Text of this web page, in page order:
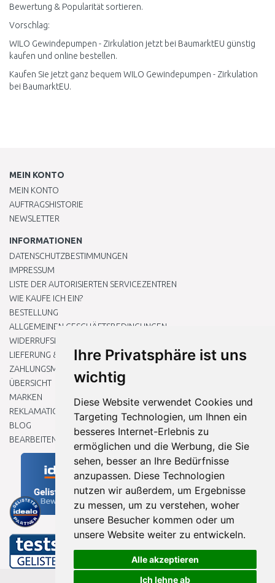
Ihre Privatsphäre ist uns
wichtig
Diese Website verwendet Cookies und
Targeting Technologien, um Ihnen ein
besseres Internet-Erlebnis zu
ermöglichen und die Werbung, die Sie
sehen, besser an Ihre Bedürfnisse
anzupassen. Diese Technologien
nutzen wir außerdem, um Ergebnisse
zu messen, um zu verstehen, woher
unsere Besucher kommen oder um
unsere Website weiter zu entwickeln.
Alle akzeptieren
Ich lehne ab
Bewertung & Popularität sortieren.
Vorschlag:
WILO Gewindepumpen - Zirkulation jetzt bei BaumarktEU günstig
kaufen und online bestellen.
Kaufen Sie jetzt ganz bequem WILO Gewindepumpen - Zirkulation
bei BaumarktEU.
MEIN KONTO
MEIN KONTO
AUFTRAGSHISTORIE
NEWSLETTER
INFORMATIONEN
DATENSCHUTZBESTIMMUNGEN
IMPRESSUM
LISTE DER AUTORISIERTEN SERVICEZENTREN
WIE KAUFE ICH EIN?
BESTELLUNG
ALLGEMEINEN GESCHÄFTSBEDINGUNGEN
WIDERRUFSRECHT
LIEFERUNG & ZAHLUNG
ZAHLUNGSMETHODEN
ÜBERSICHT
MARKEN
REKLAMATIONEN UND RETOUREN
BLOG
BEARBEITEN SIE MEINE COOKIE-EINSTELLUNGEN